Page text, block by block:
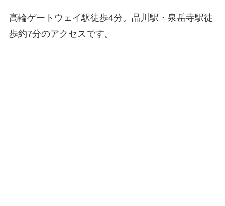
高輪ゲートウェイ駅徒歩4分。品川駅・泉岳寺駅徒
歩約7分のアクセスです。